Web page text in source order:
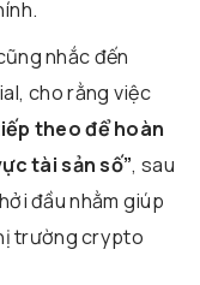
nhắc đến
, cho rằng việc
theo để hoàn
tài sản số”, sau
đầu nhằm giúp
trường crypto